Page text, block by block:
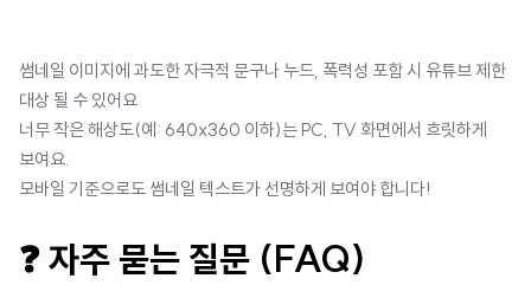
썸네일 이미지에 과도한 자극적 문구나 누드, 폭력성 포함 시 유튜브 제한
대상 될 수 있어요
너무 작은 해상도(예: 640x360 이하)는 PC, TV 화면에서 흐릿하게
보여요.
모바일 기준으로도 썸네일 텍스트가 선명하게 보여야 합니다!
❓ 자주 묻는 질문 (FAQ)